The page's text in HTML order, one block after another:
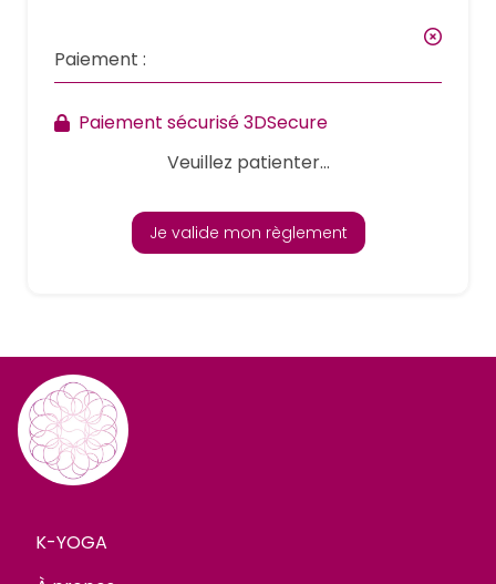
Paiement :
Paiement sécurisé 3DSecure
Veuillez patienter...
Je valide mon règlement
K-YOGA